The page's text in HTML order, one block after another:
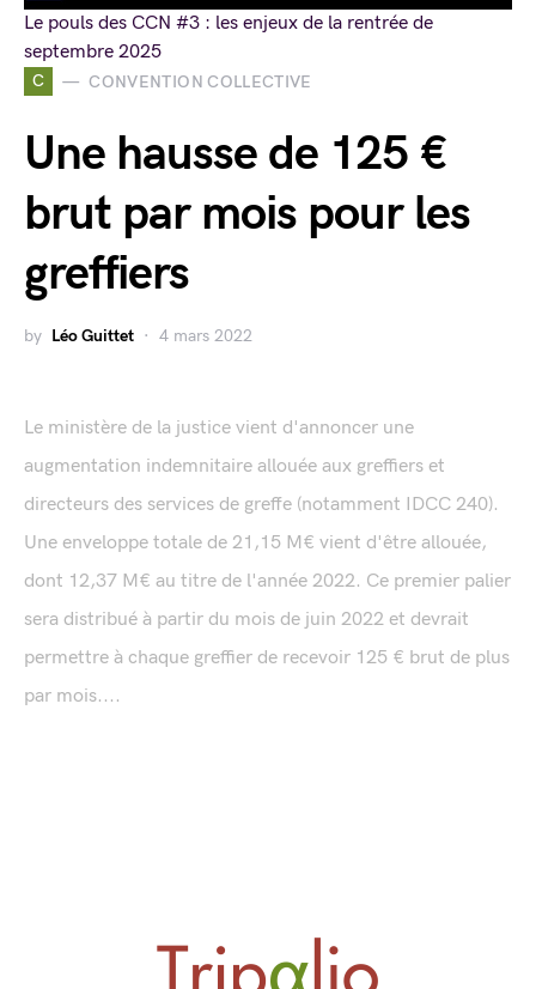
C CONVENTION COLLECTIVE
Une hausse de 125 €
brut par mois pour les
greffiers
by Léo Guittet 4 mars 2022
Le ministère de la justice vient d'annoncer une
augmentation indemnitaire allouée aux greffiers et
directeurs des services de greffe (notamment IDCC 240).
Une enveloppe totale de 21,15 M€ vient d'être allouée,
dont 12,37 M€ au titre de l'année 2022. Ce premier palier
sera distribué à partir du mois de juin 2022 et devrait
permettre à chaque greffier de recevoir 125 € brut de plus
par mois....
Le pouls des CCN #3 : les enjeux de la rentrée de
septembre 2025